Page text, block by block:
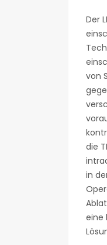
Der
von
die
in
eine